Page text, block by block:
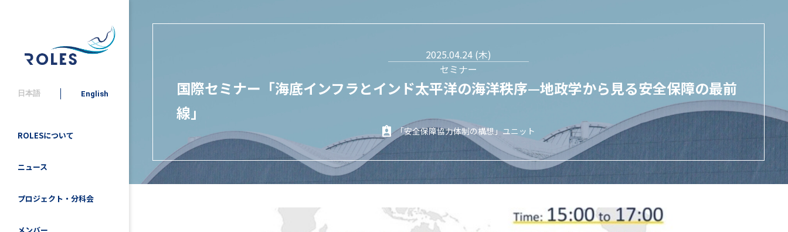
日本語 English
ROLESについて
ニュース
プロジェクト・分科会
2025.04.24 (木)
セミナー
国際セミナー「海底インフラとインド太平洋の海洋秩序—地政学から見る安全保障の最前
線」
「安全保障協力体制の構想」ユニット